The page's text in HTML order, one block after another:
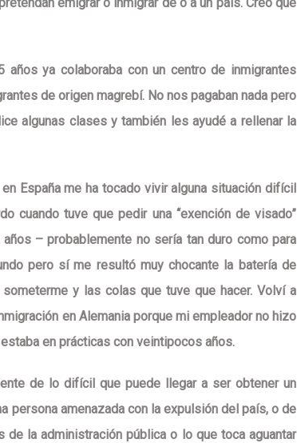
años ya colaboraba con un centro de inmigrantes
de origen magrebí. No nos pagaban nada pero
algunas clases y también les ayudé a rellenar la
España me ha tocado vivir alguna situación difícil
cuando tuve que pedir una “exención de visado”
– probablemente no sería tan duro como para
pero sí me resultó muy chocante la batería de
y las colas que tuve que hacer. Volví a
en Alemania porque mi empleador no hizo
en prácticas con veintipocos años.
de lo difícil que puede llegar a ser obtener un
persona amenazada con la expulsión del país, o de
la administración pública o lo que toca aguantar